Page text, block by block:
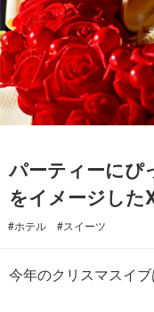
パーティーにぴ
をイメージした
#ホテル #スイーツ
今年のクリスマスイブ